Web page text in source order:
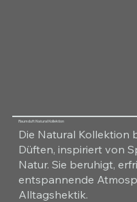
Raumduft Natural Kollektion
Die Natural Kollektion
Düften, inspiriert von
Natur. Sie beruhigt,
entspannende
Alltagshektik.